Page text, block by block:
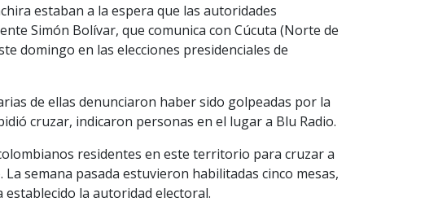
estaban a la espera que las autoridades
Simón Bolívar, que comunica con Cúcuta (Norte de
domingo en las elecciones presidenciales de
de ellas denunciaron haber sido golpeadas por la
cruzar, indicaron personas en el lugar a Blu Radio.
residentes en este territorio para cruzar a
semana pasada estuvieron habilitadas cinco mesas,
la autoridad electoral.